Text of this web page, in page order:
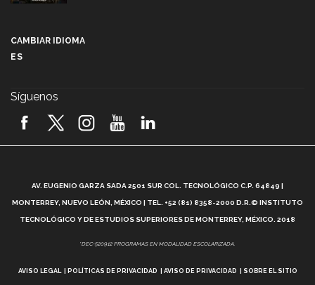
2026! (video)
¿Cómo es el Modelo Educativo Tec? (video)
Vida Tec: Feminismo e Inteligencia Artificial, Paola
CAMBIAR IDIOMA
ES
Síguenos
AV. EUGENIO GARZA SADA 2501 SUR COL. TECNOLÓGICO C.P. 64849 |
MONTERREY, NUEVO LEÓN, MÉXICO | TEL. +52 (81) 8358-2000 D.R.© INSTITUTO
TECNOLÓGICO Y DE ESTUDIOS SUPERIORES DE MONTERREY, MÉXICO. 2018
*DEC-520912 PROGRAMAS EN MODALIDAD ESCOLARIZADA.
AVISO LEGAL POLÍTICAS DE PRIVACIDAD AVISO DE PRIVACIDAD SOBRE EL SITIO